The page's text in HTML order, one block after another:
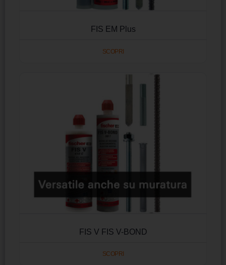
FIS EM Plus
SCOPRI
FIS V FIS V-BOND
SCOPRI